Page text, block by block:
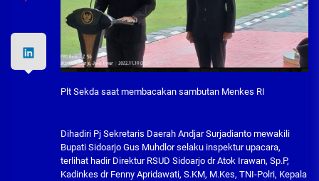
Plt Sekda saat membacakan sambutan Menkes RI
Dihadiri Pj Sekretaris Daerah Andjar Surjadianto mewakili
Bupati Sidoarjo Gus Muhdlor selaku inspektur upacara,
terlihat hadir Direktur RSUD Sidoarjo dr Atok Irawan, Sp.P,
Kadinkes dr Fenny Apridawati, S.KM, M.Kes, TNI-Polri, Kepala